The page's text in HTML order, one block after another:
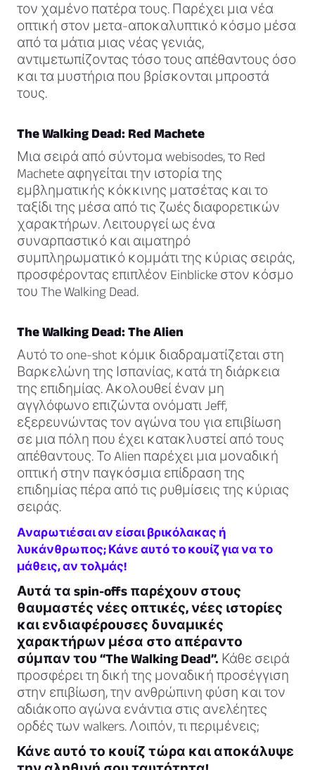
τον χαμένο πατέρα τους. Παρέχει μια νέα
οπτική στον μετα-αποκαλυπτικό κόσμο μέσα
από τα μάτια μιας νέας γενιάς,
αντιμετωπίζοντας τόσο τους απέθαντους όσο
και τα μυστήρια που βρίσκονται μπροστά
τους.
The Walking Dead: Red Machete
Μια σειρά από σύντομα webisodes, το Red
Machete αφηγείται την ιστορία της
εμβληματικής κόκκινης ματσέτας και το
ταξίδι της μέσα από τις ζωές διαφορετικών
χαρακτήρων. Λειτουργεί ως ένα
συναρπαστικό και αιματηρό
συμπληρωματικό κομμάτι της κύριας σειράς,
προσφέροντας επιπλέον Einblicke στον κόσμο
του The Walking Dead.
The Walking Dead: The Alien
Αυτό το one-shot κόμικ διαδραματίζεται στη
Βαρκελώνη της Ισπανίας, κατά τη διάρκεια
της επιδημίας. Ακολουθεί έναν μη
αγγλόφωνο επιζώντα ονόματι Jeff,
εξερευνώντας τον αγώνα του για επιβίωση
σε μια πόλη που έχει κατακλυστεί από τους
απέθαντους. Το Alien παρέχει μια μοναδική
οπτική στην παγκόσμια επίδραση της
επιδημίας πέρα από τις ρυθμίσεις της κύριας
σειράς.
Αναρωτιέσαι αν είσαι βρικόλακας ή
λυκάνθρωπος; Κάνε αυτό το κουίζ για να το
μάθεις, αν τολμάς!
Αυτά τα spin-offs παρέχουν στους
θαυμαστές νέες οπτικές, νέες ιστορίες
και ενδιαφέρουσες δυναμικές
χαρακτήρων μέσα στο απέραντο
σύμπαν του “The Walking Dead”. Κάθε σειρά
προσφέρει τη δική της μοναδική προσέγγιση
στην επιβίωση, την ανθρώπινη φύση και τον
αδιάκοπο αγώνα ενάντια στις ανελέητες
ορδές των walkers. Λοιπόν, τι περιμένεις;
Κάνε αυτό το κουίζ τώρα και αποκάλυψε